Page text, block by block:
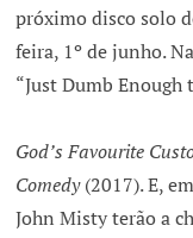
próximo disco solo
feira, 1º de junho.
“Just Dumb
God’s Favourite
Comedy(2017). E,
John Misty terão a